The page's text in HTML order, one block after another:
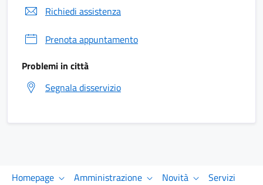
Richiedi assistenza
Prenota appuntamento
Problemi in città
Segnala disservizio
Homepage Amministrazione Novità
Servizi